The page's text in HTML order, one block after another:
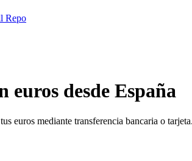
Repo
desde España
euros mediante transferencia bancaria o